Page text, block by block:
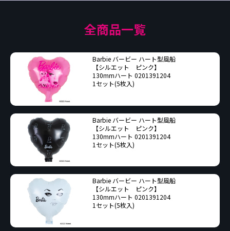
全商品一覧
Barbie バービー ハート型風船
【シルエット ピンク】
130mmハート 0201391204
1セット(5枚入)
Barbie バービー ハート型風船
【シルエット ピンク】
130mmハート 0201391204
1セット(5枚入)
Barbie バービー ハート型風船
【シルエット ピンク】
130mmハート 0201391204
1セット(5枚入)